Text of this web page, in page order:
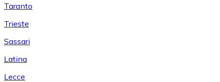
Taranto
Trieste
Sassari
Latina
Lecce